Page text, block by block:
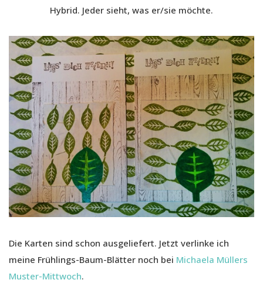
Hybrid. Jeder sieht, was er/sie möchte.
Die Karten sind schon ausgeliefert. Jetzt verlinke ich
meine Frühlings-Baum-Blätter noch bei Michaela Müllers
Muster-Mittwoch.